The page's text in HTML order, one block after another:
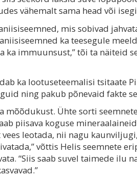
vähemalt sama head või
mis sobivad
ka teesegule
ka immuunsust,” tõi ta näiteid
ka lootuseteemalisi tsitaate
ning pakub põnevaid fakte
mõõdukust. Ühte sorti
piisava koguse
leotada, nii nagu
võttis Helis seemnete
“Siis saab suvel taimede ilu